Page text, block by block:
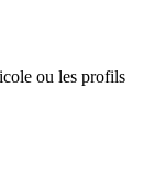
ou les profils